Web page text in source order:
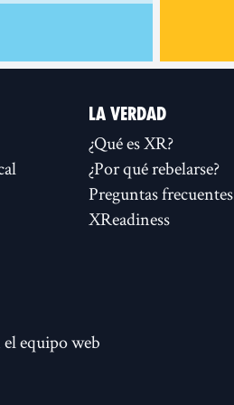
LA VERDAD
¿Qué es XR?
¿Por qué rebelarse?
Preguntas frecuentes
XReadiness
equipo web